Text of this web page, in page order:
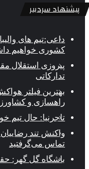
پیشنهاد سردبیر
داعی:تیم های
کشوری خواهیم
پیروزی استقلال
تدارکاتی
بهترین فیلتر
راهسازی و
تاجرنیا: حال
واکنش تند رضاییان
تماس می‌گرفتید
باشگاه گل گهر: